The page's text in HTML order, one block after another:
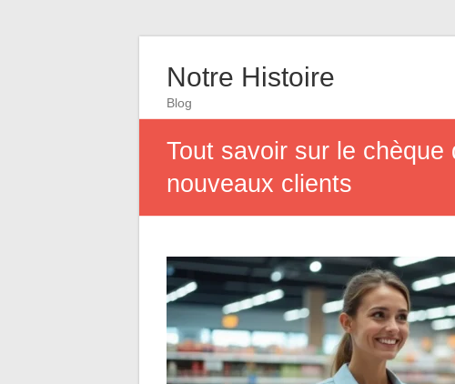
Notre Histoire
Blog
Tout savoir sur le
nouveaux clients